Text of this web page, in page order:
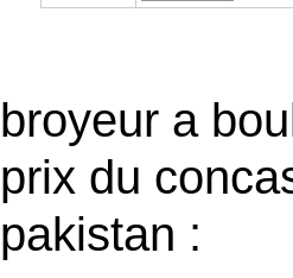
broyeur a
prix du
pakistan :